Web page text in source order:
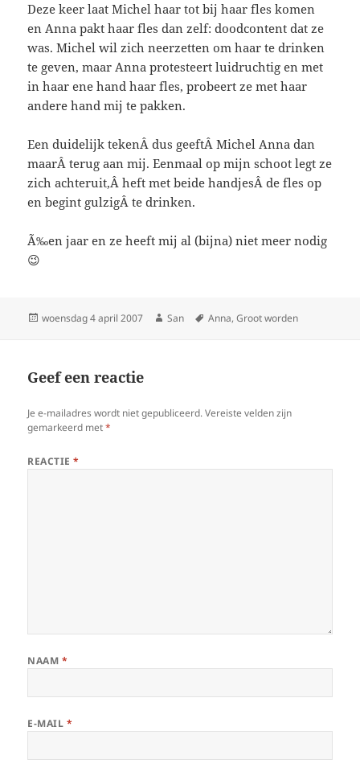
Deze keer laat Michel haar tot bij haar fles komen
en Anna pakt haar fles dan zelf: doodcontent dat ze
was. Michel wil zich neerzetten om haar te drinken
te geven, maar Anna protesteert luidruchtig en met
in haar ene hand haar fles, probeert ze met haar
andere hand mij te pakken.
Een duidelijk tekenÂ dus geeftÂ Michel Anna dan
maarÂ terug aan mij. Eenmaal op mijn schoot legt ze
zich achteruit,Â heft met beide handjesÂ de fles op
en begint gulzigÂ te drinken.
Ã‰en jaar en ze heeft mij al (bijna) niet meer nodig
😉
Geplaatst
woensdag 4 april 2007 Auteur
San Tags
Anna,Groot worden
Geef een reactie
Je e-mailadres wordt niet gepubliceerd. Vereiste velden zijn
gemarkeerd met*
REACTIE*
NAAM *
E-MAIL *